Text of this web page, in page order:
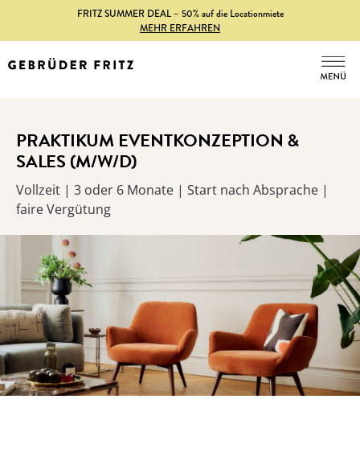
FRITZ SUMMER DEAL – 50% auf die Locationmiete
MEHR ERFAHREN
PRAKTIKUM EVENTKONZEPTION &
SALES (M/W/D)
Vollzeit | 3 oder 6 Monate | Start nach Absprache |
faire Vergütung